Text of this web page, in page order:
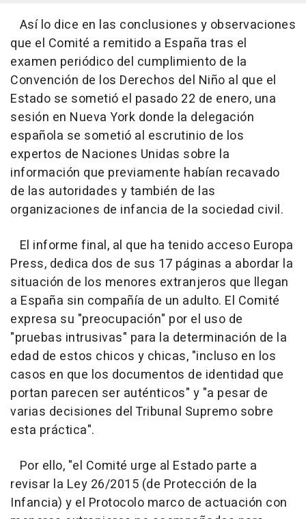
Así lo dice en las conclusiones y observaciones
que el Comité a remitido a España tras el
examen periódico del cumplimiento de la
Convención de los Derechos del Niño al que el
Estado se sometió el pasado 22 de enero, una
sesión en Nueva York donde la delegación
española se sometió al escrutinio de los
expertos de Naciones Unidas sobre la
información que previamente habían recavado
de las autoridades y también de las
organizaciones de infancia de la sociedad civil.
El informe final, al que ha tenido acceso Europa
Press, dedica dos de sus 17 páginas a abordar la
situación de los menores extranjeros que llegan
a España sin compañía de un adulto. El Comité
expresa su "preocupación" por el uso de
"pruebas intrusivas" para la determinación de la
edad de estos chicos y chicas, "incluso en los
casos en que los documentos de identidad que
portan parecen ser auténticos" y "a pesar de
varias decisiones del Tribunal Supremo sobre
esta práctica".
Por ello, "el Comité urge al Estado parte a
revisar la Ley 26/2015 (de Protección de la
Infancia) y el Protocolo marco de actuación con